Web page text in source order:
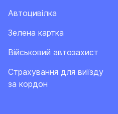
Автоцивілка
Зелена картка
Військовий автозахист
Cтрахування для виїзду
за кордон